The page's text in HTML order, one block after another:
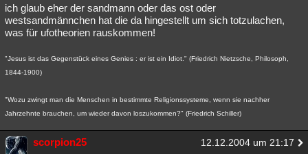
Spiritualität Verschwörungen Technologie
Natur Umfragen Unterhaltung
Philosophie
Astronomie Helpdesk Gruppen Gaming Filme
Musik Clash Verbesserungen Allmystery English
Übersichten
ich glaub eher der sandmann oder das ost oder
westsandmännchen hat die da hingestellt um sich totzulachen,
was für ufotheorien rauskommen!
"Jesus ist das Gegenstück eines Genies : er ist ein Idiot." (Friedrich Nietzsche, Philosoph,
1844-1900)
"Wozu zwingt man die Menschen in bestimmte Religionssysteme, wenn sie nachher
Jahrzehnte brauchen, um wieder davon loszukommen?" (Friedrich Schiller)
scorpion25 12.12.2004 um 21:17